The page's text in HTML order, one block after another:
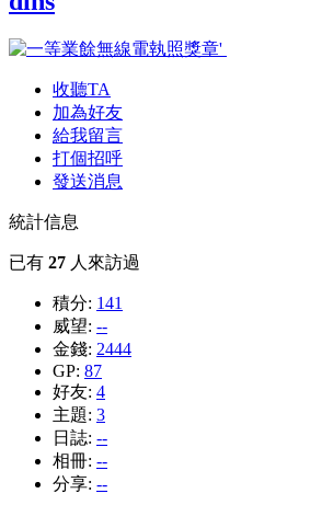
收聽TA
加為好友
給我留言
打個招呼
發送消息
統計信息
已有 27 人來訪過
積分: 141
威望: --
金錢: 2444
GP: 87
好友: 4
主題: 3
日誌: --
相冊: --
分享: --